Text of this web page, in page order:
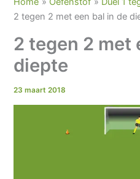
2 tegen 2 met een bal in de
2 tegen 2 met
diepte
23 maart 2018